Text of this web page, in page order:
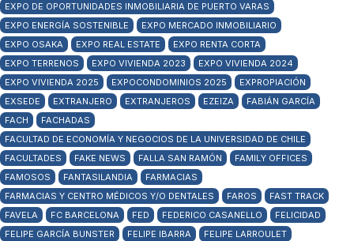
EXPO DE OPORTUNIDADES INMOBILIARIA DE PUERTO VARAS
EXPO ENERGÍA SOSTENIBLE
EXPO MERCADO INMOBILIARIO
EXPO OSAKA
EXPO REAL ESTATE
EXPO RENTA CORTA
EXPO TERRENOS
EXPO VIVIENDA 2023
EXPO VIVIENDA 2024
EXPO VIVIENDA 2025
EXPOCONDOMINIOS 2025
EXPROPIACIÓN
EXSEDE
EXTRANJERO EXTRANJEROS EZEIZA
FABIÁN GARCÍA
FACH
FACHADAS
FACULTAD DE ECONOMÍA Y NEGOCIOS DE LA UNIVERSIDAD DE CHILE
FACULTADES
FAKE NEWS FALLA SAN RAMÓN
FAMILY OFFICES
FAMOSOS
FANTASILANDIA
FARMACIAS
FARMACIAS Y CENTRO MÉDICOS Y/O DENTALES
FAROS
FAST TRACK
FAVELA
FC BARCELONA FED FEDERICO CASANELLO
FELICIDAD
FELIPE GARCÍA BUNSTER
FELIPE IBARRA
FELIPE LARROULET